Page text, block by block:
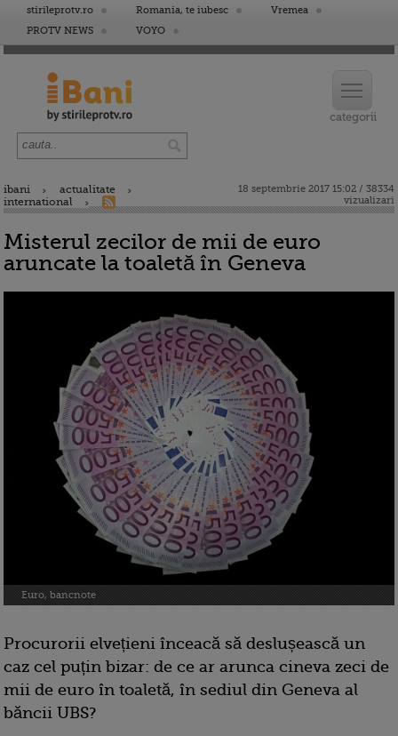
stirileprotv.ro Romania, te iubesc
Vremea
PROTV NEWS
VOYO
ibani
actualitate
international
18 septembrie 2017 15:02 / 38334
vizualizari
Misterul zecilor de mii de euro
aruncate la toaletă în Geneva
Euro, bancnote
Procurorii elvețieni înceacă să deslușească un
caz cel puțin bizar: de ce ar arunca cineva zeci de
mii de euro în toaletă, în sediul din Geneva al
băncii UBS?